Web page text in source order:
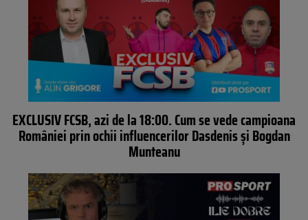
EXCLUSIV FCSB, azi de la 18:00. Cum se vede campioana
României prin ochii influencerilor Dasdenis și Bogdan
Munteanu